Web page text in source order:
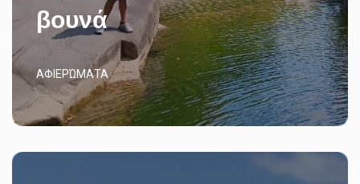
βουνά
ΑΦΙΕΡΏΜΑΤΑ